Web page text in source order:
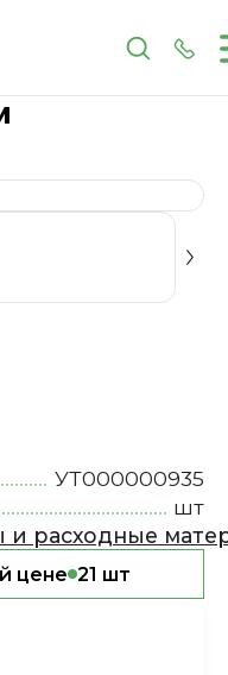
и расходные
УТ000000935
шт
и расходные
цене 21 шт